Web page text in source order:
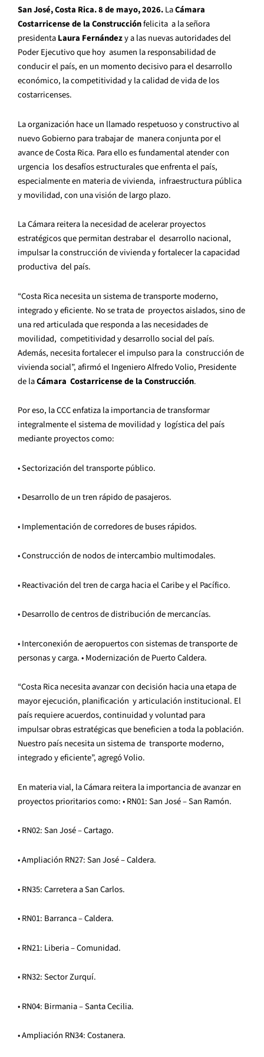
San José, Costa Rica. 8 de mayo, 2026.LaCámara
Costarricense de la Construcciónfelicita a la señora
presidentaLaura Fernándezy a las nuevas autoridades del
Poder Ejecutivo que hoy asumen la responsabilidad de
conducir el país, en un momento decisivo para el desarrollo
económico, la competitividad y la calidad de vida de los
costarricenses.
La organización hace un llamado respetuoso y constructivo al
nuevo Gobierno para trabajar de manera conjunta por el
avance de Costa Rica. Para ello es fundamental atender con
urgencia los desafíos estructurales que enfrenta el país,
especialmente en materia de vivienda, infraestructura pública
y movilidad, con una visión de largo plazo.
La Cámara reitera la necesidad de acelerar proyectos
estratégicos que permitan destrabar el desarrollo nacional,
impulsar la construcción de vivienda y fortalecer la capacidad
productiva del país.
“Costa Rica necesita un sistema de transporte moderno,
integrado y eficiente. No se trata de proyectos aislados, sino de
una red articulada que responda a las necesidades de
movilidad, competitividad y desarrollo social del país.
Además, necesita fortalecer el impulso para la construcción de
vivienda social”, afirmó el Ingeniero Alfredo Volio, Presidente
de laCámara Costarricense de la Construcción.
Por eso, la CCC enfatiza la importancia de transformar
integralmente el sistema de movilidad y logística del país
mediante proyectos como:
• Sectorización del transporte público.
• Desarrollo de un tren rápido de pasajeros.
• Implementación de corredores de buses rápidos.
• Construcción de nodos de intercambio multimodales.
• Reactivación del tren de carga hacia el Caribe y el Pacífico.
• Desarrollo de centros de distribución de mercancías.
• Interconexión de aeropuertos con sistemas de transporte de
personas y carga. • Modernización de Puerto Caldera.
“Costa Rica necesita avanzar con decisión hacia una etapa de
mayor ejecución, planificación y articulación institucional. El
país requiere acuerdos, continuidad y voluntad para
impulsar obras estratégicas que beneficien a toda la población.
Nuestro país necesita un sistema de transporte moderno,
integrado y eficiente”, agregó Volio.
En materia vial, la Cámara reitera la importancia de avanzar en
proyectos prioritarios como: • RN01: San José – San Ramón.
• RN02: San José – Cartago.
• Ampliación RN27: San José – Caldera.
• RN35: Carretera a San Carlos.
• RN01: Barranca – Caldera.
• RN21: Liberia – Comunidad.
• RN32: Sector Zurquí.
• RN04: Birmania – Santa Cecilia.
• Ampliación RN34: Costanera.